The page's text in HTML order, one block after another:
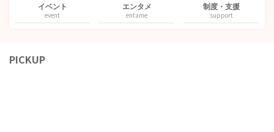
イベント
event
エンタメ
entame
制度・支援
support
PICKUP